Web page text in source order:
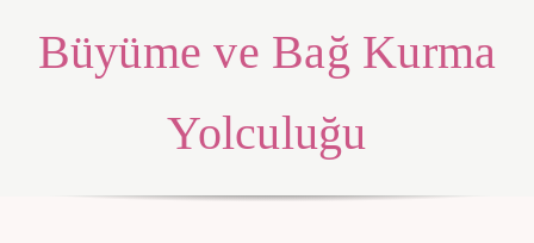
Büyüme ve Bağ Kurma
Yolculuğu